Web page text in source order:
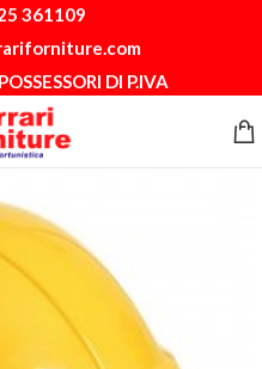
361109
DI P.IVA